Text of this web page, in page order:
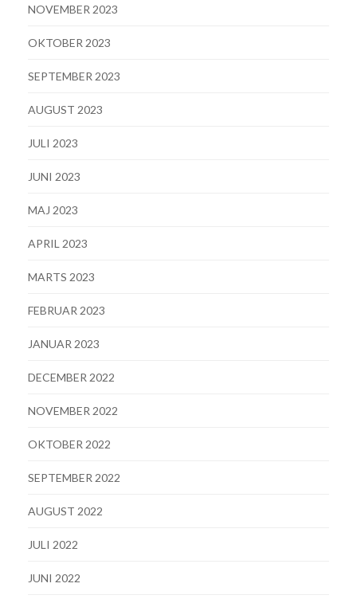
NOVEMBER 2023
OKTOBER 2023
SEPTEMBER 2023
AUGUST 2023
JULI 2023
JUNI 2023
MAJ 2023
APRIL 2023
MARTS 2023
FEBRUAR 2023
JANUAR 2023
DECEMBER 2022
NOVEMBER 2022
OKTOBER 2022
SEPTEMBER 2022
AUGUST 2022
JULI 2022
JUNI 2022